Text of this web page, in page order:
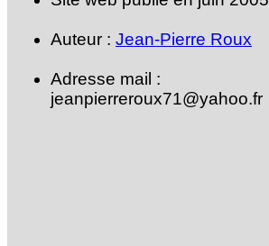
Auteur : Jean-Pierre Roux
Adresse mail :
jeanpierreroux71@yahoo.fr